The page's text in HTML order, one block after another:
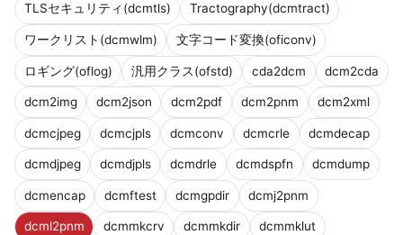
TLSセキュリティ(dcmtls) Tractography(dcmtract)
ワークリスト(dcmwlm) 文字コード変換(oficonv)
ロギング(oflog) 汎用クラス(ofstd) cda2dcm dcm2cda
dcm2img dcm2json dcm2pdf dcm2pnm dcm2xml
dcmcjpeg dcmcjpls dcmconv dcmcrle dcmdecap
dcmdjpeg dcmdjpls dcmdrle dcmdspfn dcmdump
dcmencap dcmftest dcmgpdir dcmj2pnm
dcml2pnm dcmmkcrv dcmmkdir dcmmklut